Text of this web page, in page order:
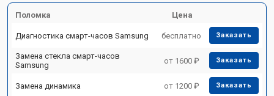
Поломка Цена
Диагностика смарт-часов Samsung бесплатно Заказать
Замена стекла смарт-часов
Samsung
от 1600 ₽ Заказать
Замена динамика от 1200 ₽ Заказать